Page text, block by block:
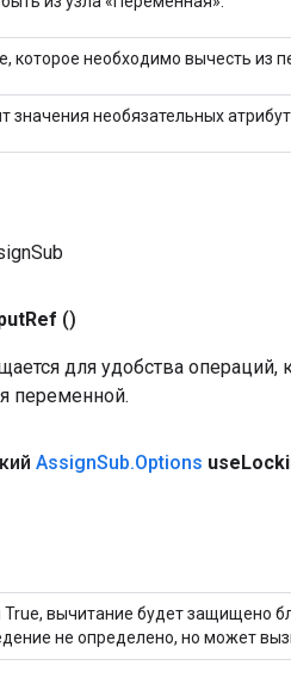
которое необходимо вычесть из
значения необязательных
Ref ()
для удобства операций,
переменной.
AssignSub.Options use
True, вычитание будет защищено
не определено, но может